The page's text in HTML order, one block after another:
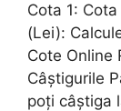
Cota 1:
(Lei):
Cote Online
Câștigurile
poți câștiga